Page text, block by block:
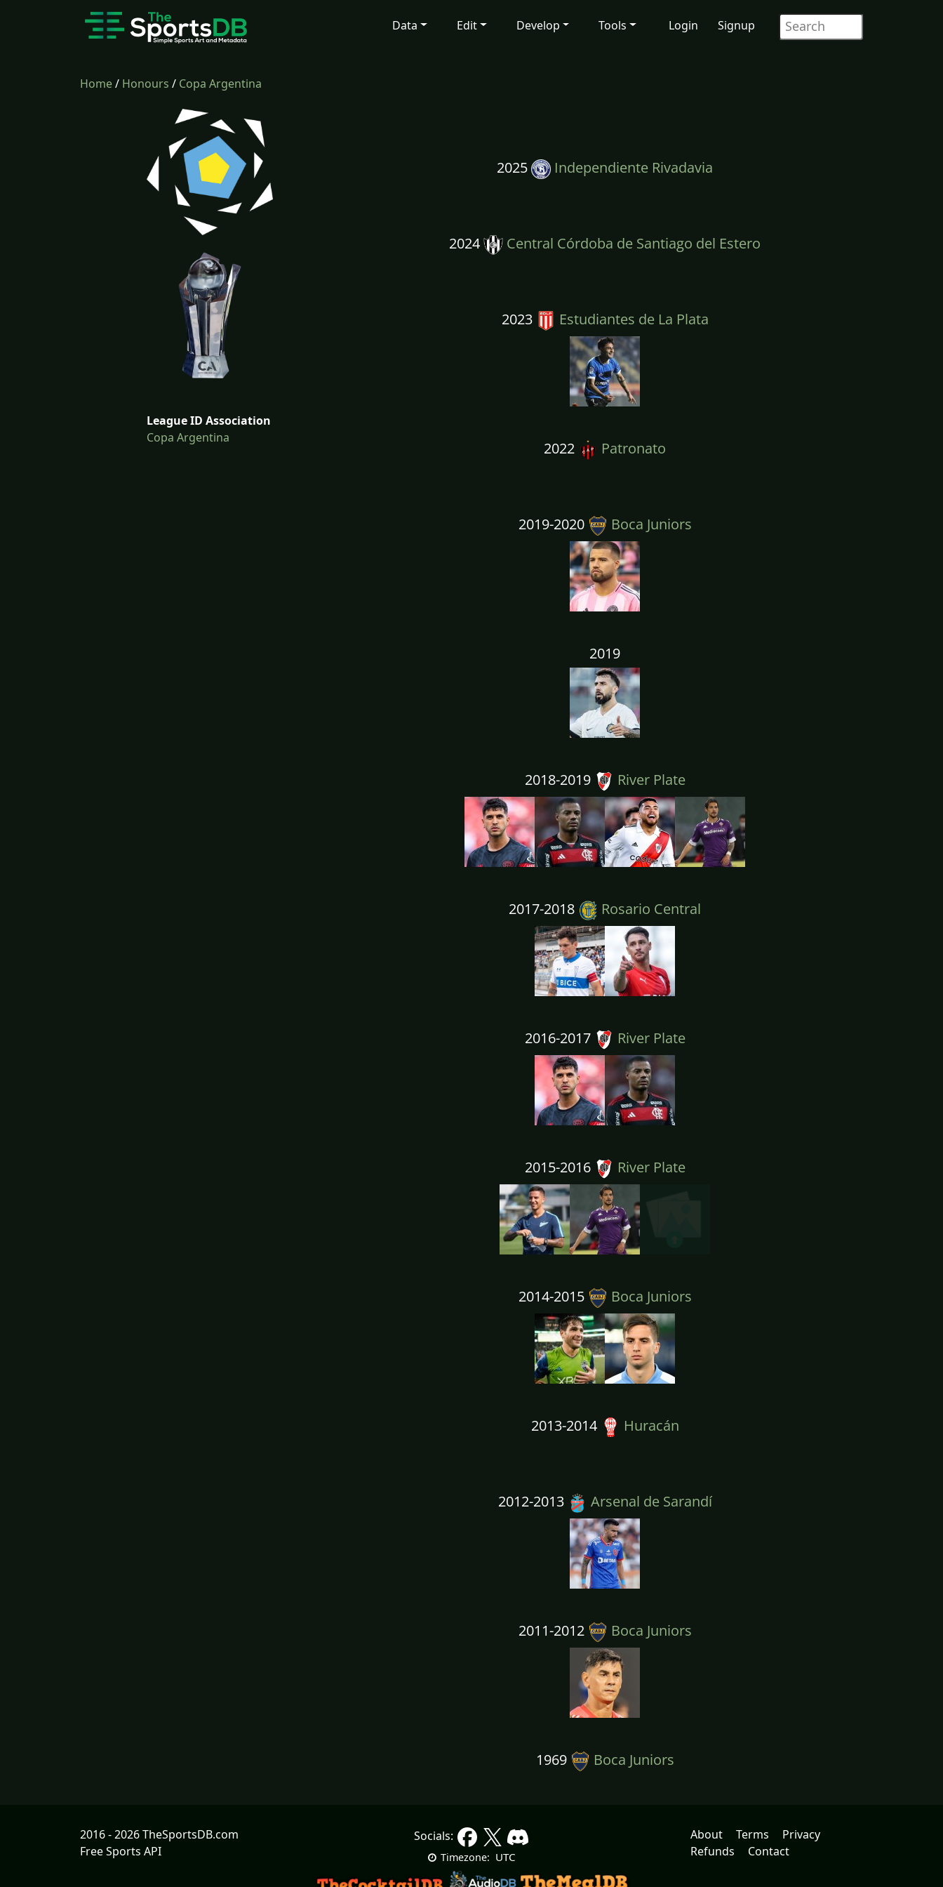
Data Edit Develop Tools Login Signup
Home/ Honours / Copa Argentina
League ID Association
Copa Argentina
2025 Independiente Rivadavia
2024 Central Córdoba de Santiago del Estero
2023 Estudiantes de La Plata
2022 Patronato
2019-2020 Boca Juniors
2019
2018-2019 River Plate
2017-2018 Rosario Central
2016-2017 River Plate
2015-2016 River Plate
2014-2015 Boca Juniors
2013-2014 Huracán
2012-2013 Arsenal de Sarandí
2011-2012 Boca Juniors
1969 Boca Juniors
2016 - 2026 TheSportsDB.com
Free Sports API
Socials:
Timezone: UTC
About Terms
Privacy
Refunds
Contact